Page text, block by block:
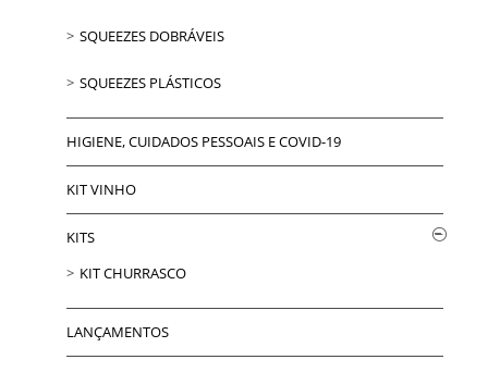
SQUEEZES DOBRÁVEIS
SQUEEZES PLÁSTICOS
HIGIENE, CUIDADOS PESSOAIS E COVID-19
KIT VINHO
KITS
KIT CHURRASCO
LANÇAMENTOS